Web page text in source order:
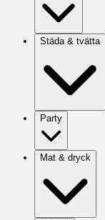
Städa & tvätta
Party
Mat & dryck